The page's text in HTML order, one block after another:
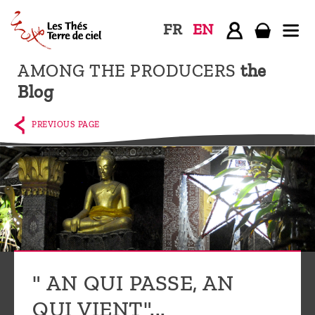
AMONG THE PRODUCERS the
Blog
FR EN
Home
The
shop
Terre
de
Ciel
Among
the
producers,
PREVIOUS PAGE
" AN QUI PASSE, AN
QUI VIENT"...